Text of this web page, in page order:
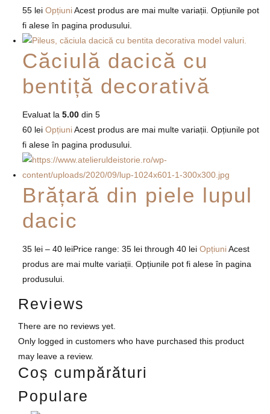
55 lei OpțiuniAcest produs are mai multe variații. Opțiunile pot
fi alese în pagina produsului.
Căciulă dacică cu
bentiță decorativă
Evaluat la 5.00 din 5
60 lei OpțiuniAcest produs are mai multe variații. Opțiunile pot
fi alese în pagina produsului.
Brățară din piele lupul
dacic
35 lei – 40 leiPrice range: 35 lei through 40 lei OpțiuniAcest
produs are mai multe variații. Opțiunile pot fi alese în pagina
produsului.
Reviews
There are no reviews yet.
Only logged in customers who have purchased this product
may leave a review.
Coș cumpărături
Populare